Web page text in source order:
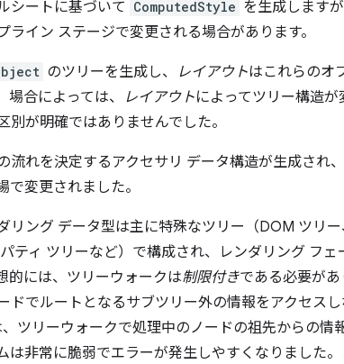
シートに基づいて ComputedStyle を生成しますが
ライン ステージで変更される場合があります。
のツリーを生成し、 レイアウトはこれらのオ
合によっては、
レイアウトによってツリー構造が
別が明確ではありませんでした。
流れを決定するアクセサリ データ構造が生成され
で変更されました。
リング データ型は主に特殊なツリー（DOM ツリ
ティ ツリーなど）で構成され、レンダリング フ
的には、ツリーウォークは制限付きである必要が
ドでルートとなるサブツリー外の情報をアクセスし
ツリーウォークで処理中のノードの祖先からの情
は非常に脆弱でエラーが発生しやすくなりました